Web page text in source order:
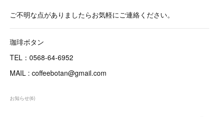
ご不明な点がありましたらお気軽にご連絡ください。
珈琲ボタン
TEL：0568-64-6952
MAIL : coffeebotan@gmail.com
お知らせ(6)